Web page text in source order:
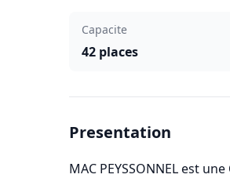
Capacite
42 places
Presentation
MAC PEYSSONNEL est